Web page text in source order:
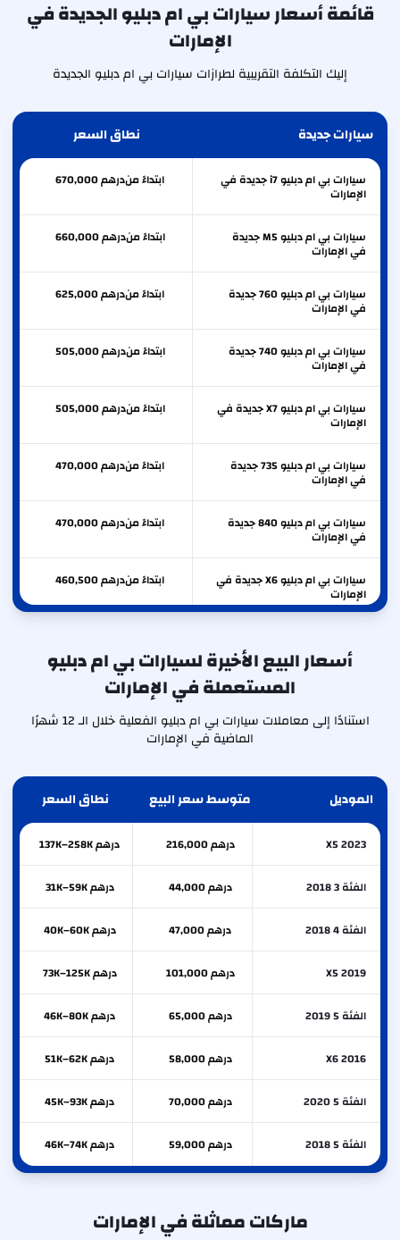
قائمة أسعار سيارات بي ام دبليو الجديدة في
الإمارات
إليك التكلفة التقريبية لطرازات سيارات بي ام دبليو الجديدة
سيارات جديدة نطاق السعر
سيارات بي ام دبليو i7 جديدة في
الإمارات
ابتداءً من 670,000درهم
سيارات بي ام دبليو M5 جديدة
في الإمارات
ابتداءً من 660,000درهم
سيارات بي ام دبليو 760 جديدة
في الإمارات
ابتداءً من 625,000درهم
سيارات بي ام دبليو 740 جديدة
في الإمارات
ابتداءً من 505,000درهم
سيارات بي ام دبليو X7 جديدة في
الإمارات
ابتداءً من 505,000درهم
سيارات بي ام دبليو 735 جديدة
في الإمارات
ابتداءً من 470,000درهم
سيارات بي ام دبليو 840 جديدة
في الإمارات
ابتداءً من 470,000درهم
سيارات بي ام دبليو X6 جديدة في
الإمارات
ابتداءً من 460,500درهم
في الإمارات
سيارات بي ام دبليو آي 5 جديدة ابتداءً مندرهم
أسعار البيع الأخيرة لسيارات بي ام دبليو
المستعملة في الإمارات
استنادًا إلى معاملات سيارات بي ام دبليو الفعلية خلال الـ 12 شهرًا
الماضية في الإمارات
الموديل متوسط سعر البيع نطاق السعر
X5 2023 درهم 216,000 درهم 137K–258K
الفئة 3 2018 درهم 44,000 درهم 31K–59K
الفئة 4 2018 درهم 47,000 درهم 40K–60K
X5 2019 درهم 101,000 درهم 73K–125K
الفئة 5 2019 درهم 65,000 درهم 46K–80K
X6 2016 درهم 58,000 درهم 51K–62K
الفئة 5 2020 درهم 70,000 درهم 45K–93K
الفئة 5 2018 درهم 59,000 درهم 46K–74K
ماركات مماثلة في الإمارات